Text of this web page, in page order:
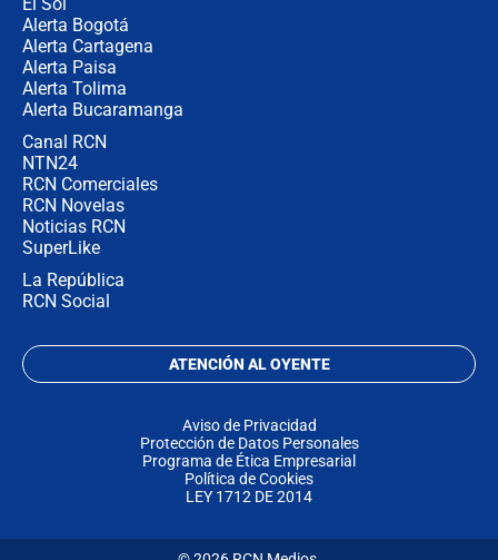
Alerta Bogotá
Alerta Cartagena
Alerta Paisa
Alerta Tolima
Alerta Bucaramanga
Canal RCN
NTN24
RCN Comerciales
RCN Novelas
Noticias RCN
SuperLike
La República
RCN Social
ATENCIÓN AL OYENTE
Aviso de Privacidad
Protección de Datos Personales
Programa de Ética Empresarial
Política de Cookies
LEY 1712 DE 2014